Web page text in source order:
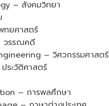
– สังคมวิทยา
ทยศาสตร์
วรรณคดี
– วิศวกรรมศาสตร์
ระวัติศาสตร์
– การพลศึกษา